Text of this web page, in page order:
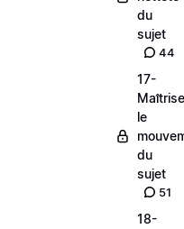
du
sujet
44
17-
le
du
sujet
51
18-